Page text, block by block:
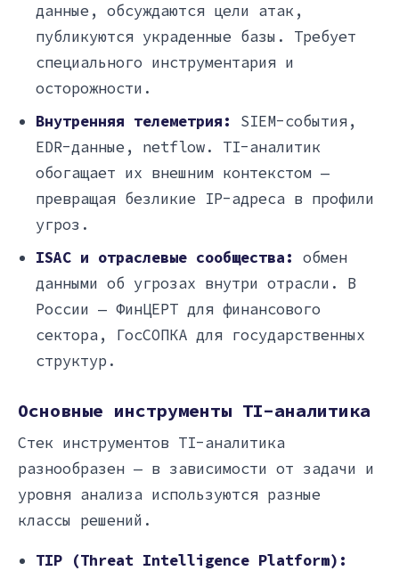
данные, обсуждаются цели атак,
публикуются украденные базы. Требует
специального инструментария и
осторожности.
Внутренняя телеметрия:
SIEM-события,
EDR-данные, netflow. TI-аналитик
обогащает их внешним контекстом —
превращая безликие IP-адреса в профили
угроз.
ISAC и отраслевые сообщества: обмен
данными об угрозах внутри отрасли. В
России — ФинЦЕРТ для финансового
сектора, ГосСОПКА для государственных
структур.
Основные инструменты TI-аналитика
Стек инструментов TI-аналитика
разнообразен — в зависимости от задачи и
уровня анализа используются разные
классы решений.
TIP (Threat Intelligence Platform):